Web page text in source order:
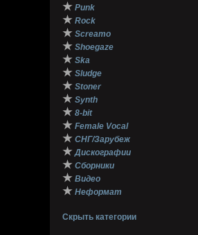
★ Punk
★ Rock
★ Screamo
★ Shoegaze
★ Ska
★ Sludge
★ Stoner
★ Synth
★ 8-bit
★ Female Vocal
★ СНГ/Зарубеж
★ Дискографии
★ Сборники
★ Видео
★ Неформат
Скрыть категории